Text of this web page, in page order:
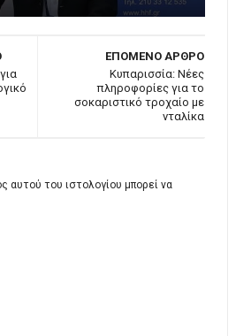
ΕΠΟΜΕΝΟ ΑΡΘΡΟ
Κυπαρισσία: Νέες
πληροφορίες για το
σοκαριστικό τροχαίο με
νταλίκα
του ιστολογίου μπορεί να